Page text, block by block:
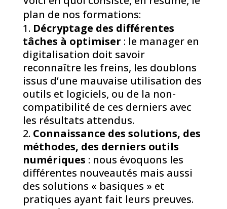
plan de nos formations:
Décryptage des différentes
tâches à optimiser : le manager en
digitalisation doit savoir
reconnaître les freins, les doublons
issus d’une mauvaise utilisation des
outils et logiciels, ou de la non-
compatibilité de ces derniers avec
les résultats attendus.
Connaissance des solutions, des
méthodes, des derniers outils
numériques : nous évoquons les
différentes nouveautés mais aussi
des solutions « basiques » et
pratiques ayant fait leurs preuves.